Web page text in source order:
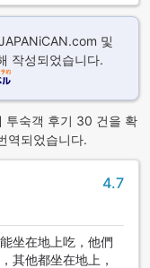
및
작성되었습니다.
투숙객 후기 30 건을 확
역되었습니다.
4.7
坐在地上吃，他們
其他都坐在地上，